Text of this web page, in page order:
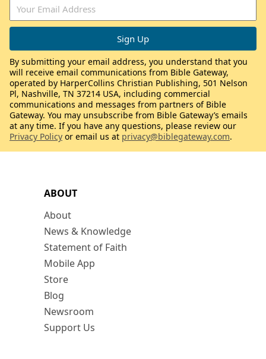
ABOUT
About
News & Knowledge
Statement of Faith
Mobile App
Store
Blog
Newsroom
Support Us
By submitting your email address, you understand that you
will receive email communications from Bible Gateway,
operated by HarperCollins Christian Publishing, 501 Nelson
Pl, Nashville, TN 37214 USA, including commercial
communications and messages from partners of Bible
Gateway. You may unsubscribe from Bible Gateway’s emails
at any time. If you have any questions, please review our
Privacy Policy or email us at privacy@biblegateway.com.